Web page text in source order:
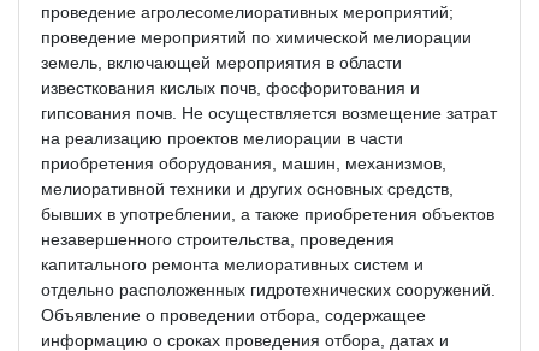
проведение агролесомелиоративных мероприятий;
проведение мероприятий по химической мелиорации
земель, включающей мероприятия в области
известкования кислых почв, фосфоритования и
гипсования почв. Не осуществляется возмещение затрат
на реализацию проектов мелиорации в части
приобретения оборудования, машин, механизмов,
мелиоративной техники и других основных средств,
бывших в употреблении, а также приобретения объектов
незавершенного строительства, проведения
капитального ремонта мелиоративных систем и
отдельно расположенных гидротехнических сооружений.
Объявление о проведении отбора, содержащее
информацию о сроках проведения отбора, датах и